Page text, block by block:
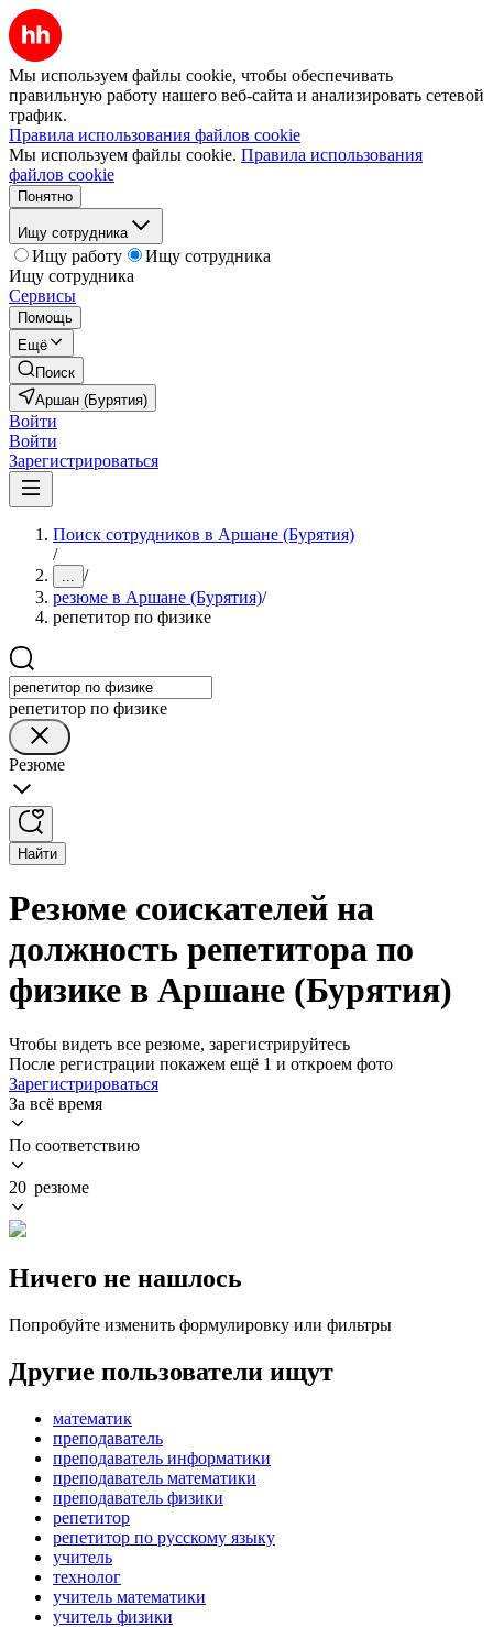
Мы используем файлы cookie, чтобы обеспечивать
правильную работу нашего веб-сайта и анализировать сетевой
трафик.
Правила использования файлов cookie
Мы используем файлы cookie. Правила использования
файлов cookie
Понятно
Ищу сотрудника
Ищу работу
Ищу сотрудника
Ищу сотрудника
Сервисы
Помощь
Ещё
Поиск
Аршан (Бурятия)
Войти
Войти
Зарегистрироваться
Поиск сотрудников в Аршане (Бурятия)
/
... /
резюме в Аршане (Бурятия)/
репетитор по физике
репетитор по физике
Резюме
Найти
Резюме соискателей на
должность репетитора по
физике в Аршане (Бурятия)
Чтобы видеть все резюме, зарегистрируйтесь
После регистрации покажем ещё 1 и откроем фото
Зарегистрироваться
За всё время
По соответствию
20 резюме
Ничего не нашлось
Попробуйте изменить формулировку или фильтры
Другие пользователи ищут
математик
преподаватель
преподаватель информатики
преподаватель математики
преподаватель физики
репетитор
репетитор по русскому языку
учитель
технолог
учитель математики
учитель физики